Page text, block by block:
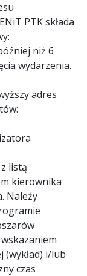
PTK składa
niż 6
wydarzenia.
adres
listą
kierownika
Należy
i/lub
czas